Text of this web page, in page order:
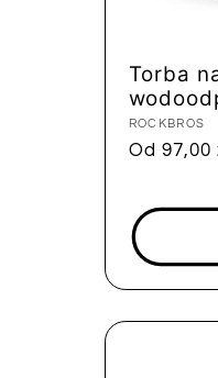
Torba
Dostawca:
ROCKBROS
Cena
Od 97,00